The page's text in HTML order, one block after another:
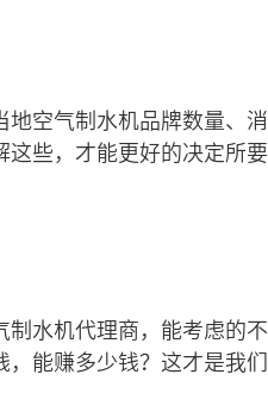
空气制水机品牌数量、消
些，才能更好的决定所要
水机代理商，能考虑的不
能赚多少钱？这才是我们